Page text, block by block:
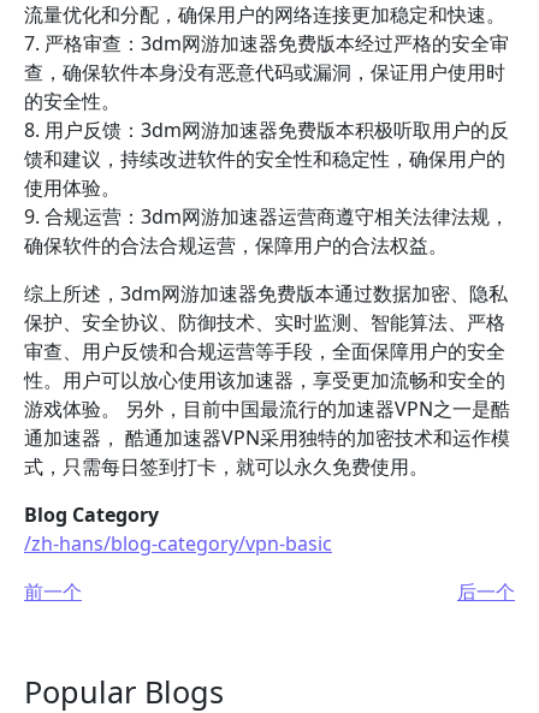
流量优化和分配，确保用户的网络连接更加稳定和快速。
7. 严格审查：3dm网游加速器免费版本经过严格的安全审
查，确保软件本身没有恶意代码或漏洞，保证用户使用时
的安全性。
8. 用户反馈：3dm网游加速器免费版本积极听取用户的反
馈和建议，持续改进软件的安全性和稳定性，确保用户的
使用体验。
9. 合规运营：3dm网游加速器运营商遵守相关法律法规，
确保软件的合法合规运营，保障用户的合法权益。
综上所述，3dm网游加速器免费版本通过数据加密、隐私
保护、安全协议、防御技术、实时监测、智能算法、严格
审查、用户反馈和合规运营等手段，全面保障用户的安全
性。用户可以放心使用该加速器，享受更加流畅和安全的
游戏体验。 另外，目前中国最流行的加速器VPN之一是酷
通加速器， 酷通加速器VPN采用独特的加密技术和运作模
式，只需每日签到打卡，就可以永久免费使用。
Blog Category
/zh-hans/blog-category/vpn-basic
前一个
后一个
Popular Blogs